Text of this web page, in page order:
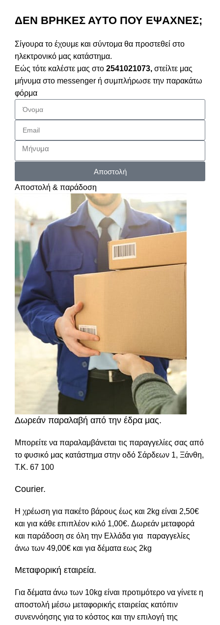
ΔΕΝ ΒΡΗΚΕΣ ΑΥΤΟ ΠΟΥ ΕΨΑΧΝΕΣ;
Σίγουρα το έχουμε και σύντομα θα προστεθεί στο
ηλεκτρονικό μας κατάστημα.
Εώς τότε καλέστε μας στο 2541021073, στείλτε μας
μήνυμα στο messenger ή συμπλήρωσε την παρακάτω
φόρμα
Αποστολή
Αποστολή & παράδοση
Δωρεάν παραλαβή από την έδρα μας.
Μπορείτε να παραλαμβάνεται τις παραγγελίες σας από
το φυσικό μας κατάστημα στην οδό Σάρδεων 1, Ξάνθη,
Τ.Κ. 67 100
Courier.
Η χρέωση για πακέτο βάρους έως και 2kg είναι 2,50€
και για κάθε επιπλέον κιλό 1,00€. Δωρεάν μεταφορά
και παράδοση σε όλη την Ελλάδα για παραγγελίες
άνω των 49,00€ και για δέματα εως 2kg
Μεταφορική εταιρεία.
Για δέματα άνω των 10kg είναι προτιμότερο να γίνετε η
αποστολή μέσω μεταφορικής εταιρείας κατόπιν
συνεννόησης για το κόστος και την επιλογή της